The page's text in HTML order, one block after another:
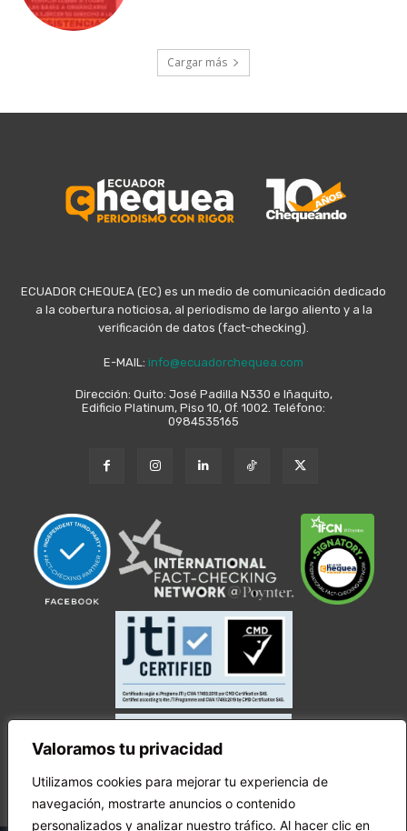
Valoramos tu privacidad
Utilizamos cookies para mejorar tu experiencia de
navegación, mostrarte anuncios o contenido
personalizados y analizar nuestro tráfico. Al hacer clic en
Cargar más
ECUADOR CHEQUEA (EC) es un medio de comunicación dedicado
a la cobertura noticiosa, al periodismo de largo aliento y a la
verificación de datos (fact-checking).
E-MAIL: info@ecuadorchequea.com
Dirección: Quito: José Padilla N330 e Iñaquito,
Edificio Platinum, Piso 10, Of. 1002. Teléfono:
0984535165